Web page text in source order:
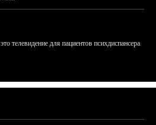
телевидение для пациентов психдиспансера